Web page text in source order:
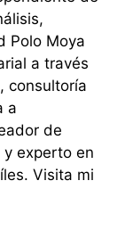
Polo Moya
a través
consultoría
a
de
experto en
Visita mi